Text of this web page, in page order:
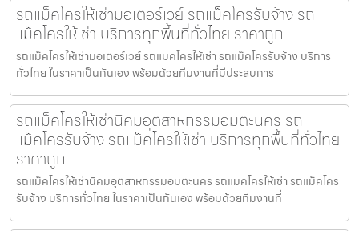
รถแม็คโครให้เช่ามอเตอร์เวย์ รถแม็คโครรับจ้าง รถ
แม็คโครให้เช่า บริการทุกพื้นที่ทั่วไทย ราคาถูก
รถแม็คโครให้เช่ามอเตอร์เวย์ รถแมคโครให้เช่า รถแม็คโครรับจ้าง บริการ
ทั่วไทย ในราคาเป็นกันเอง พร้อมด้วยทีมงานที่มีประสบการ
รถแม็คโครให้เช่านิคมอุตสาหกรรมอมตะนคร รถ
แม็คโครรับจ้าง รถแม็คโครให้เช่า บริการทุกพื้นที่ทั่วไทย
ราคาถูก
รถแม็คโครให้เช่านิคมอุตสาหกรรมอมตะนคร รถแมคโครให้เช่า รถแม็คโคร
รับจ้าง บริการทั่วไทย ในราคาเป็นกันเอง พร้อมด้วยทีมงานที่